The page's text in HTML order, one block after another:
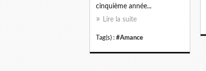
cinquième année...
Lire la suite
Tag(s) : #Amance